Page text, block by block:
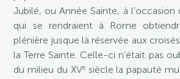
Jubilé, ou Année Sainte, à l’occasion
qui se rendraient à Rome
plénière jusque là réservée aux
la Terre Sainte. Celle-ci n’était pas
du milieu du XVesiècle la papauté